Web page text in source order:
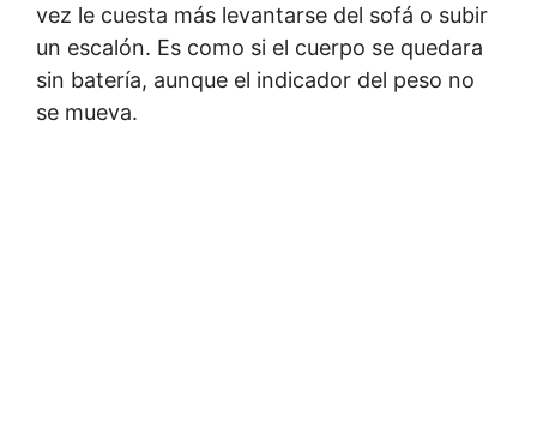
vez le cuesta más levantarse del sofá o subir
un escalón. Es como si el cuerpo se quedara
sin batería, aunque el indicador del peso no
se mueva.